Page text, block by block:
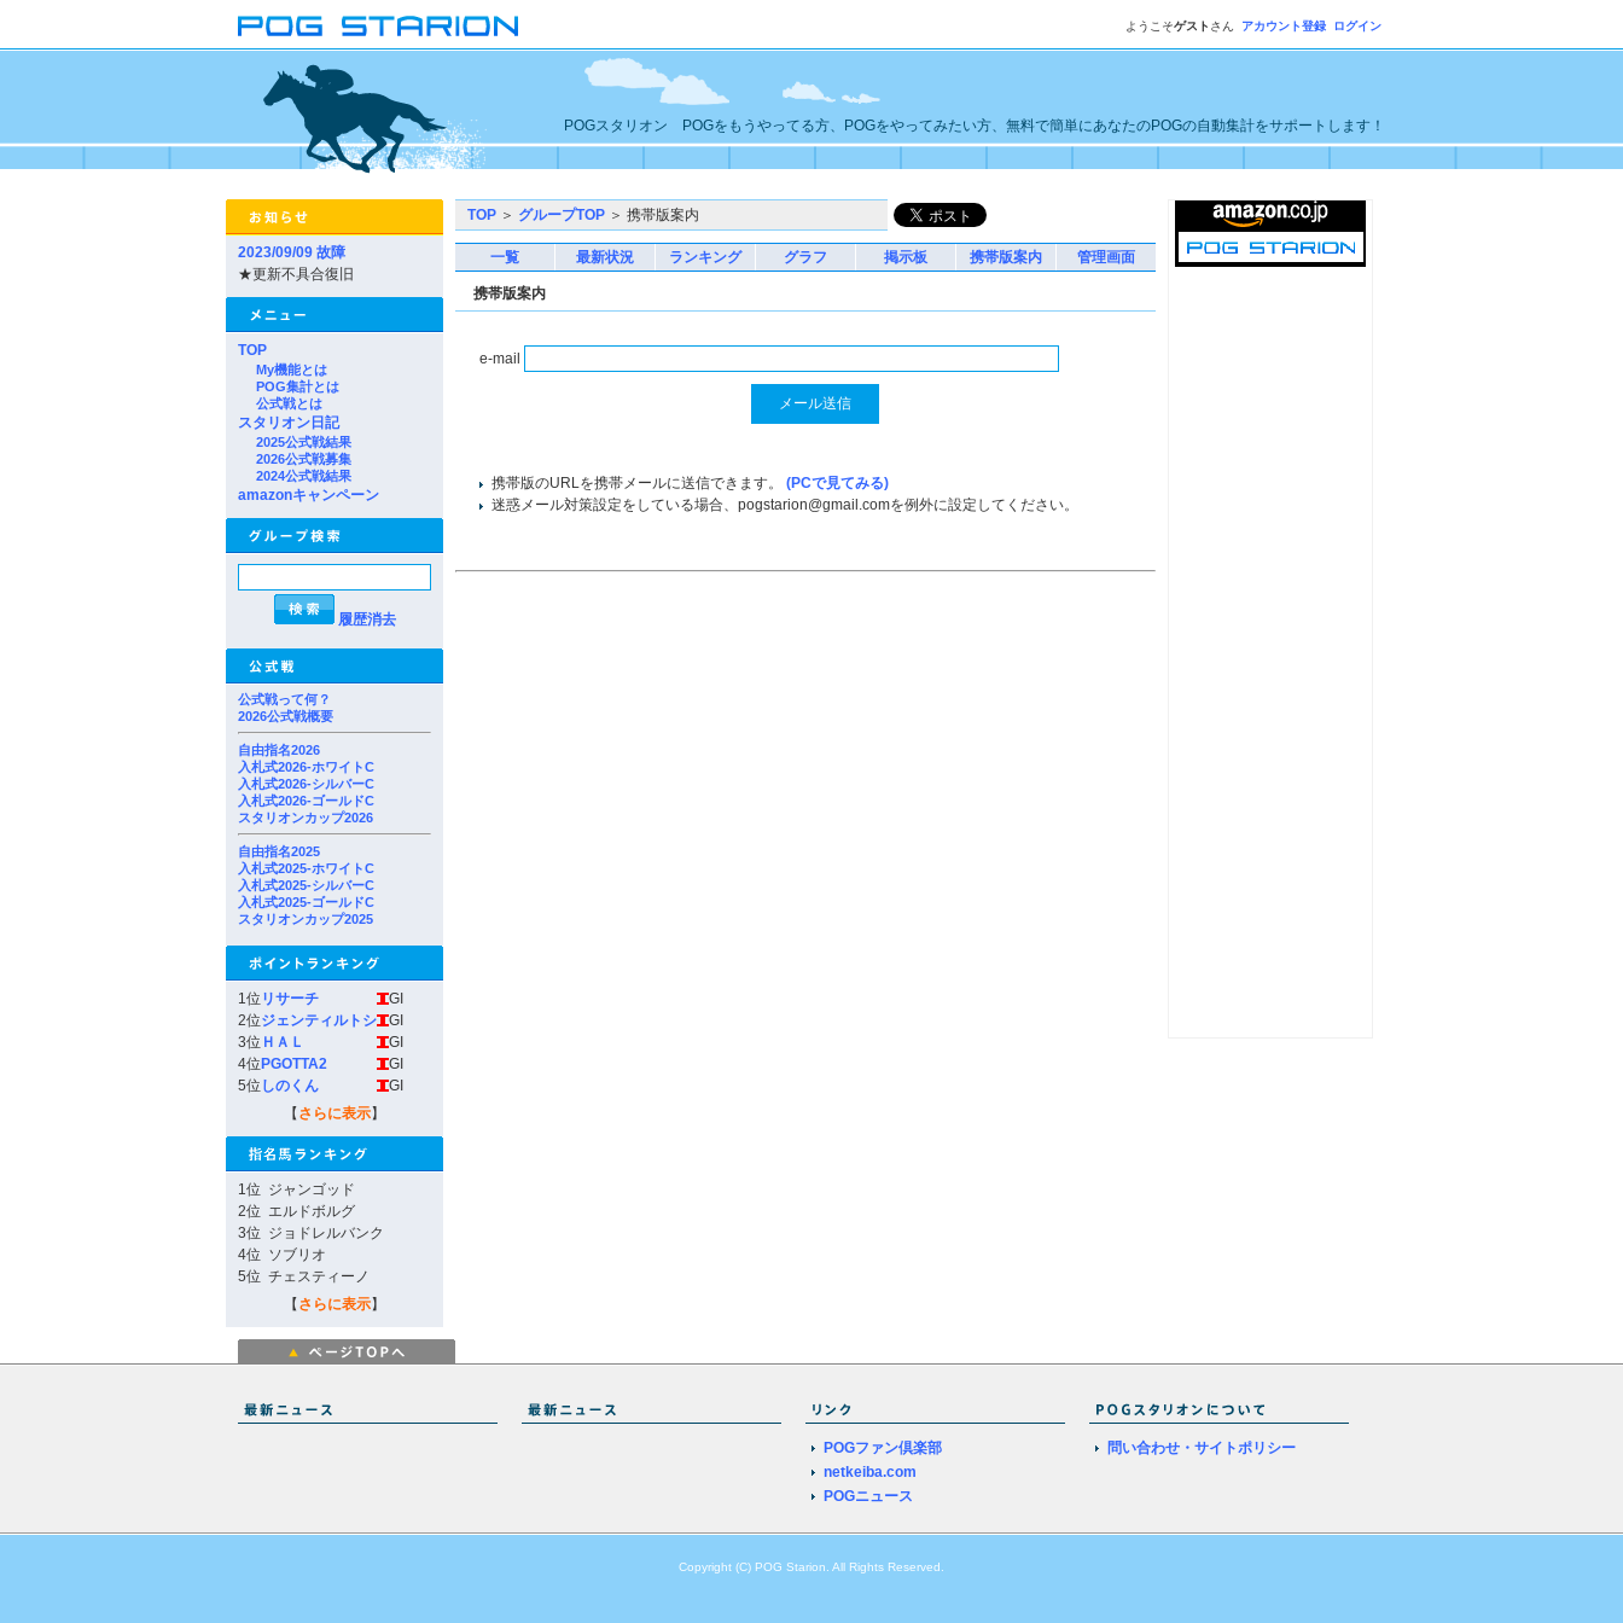
ようこそゲスト さん アカウント登録 ログイン
POGスタリオン POGをもうやってる方、POGをやってみたい方、無料で簡単にあなたのPOGの自動集計をサポートします！
2023/09/09 故障
★更新不具合復旧
TOP
My機能とは
POG集計とは
公式戦とは
スタリオン日記
2025公式戦結果
2026公式戦募集
2024公式戦結果
amazonキャンペーン
履歴消去
公式戦って何？
2026公式戦概要
自由指名2026
入札式2026-ホワイトC
入札式2026-シルバーC
入札式2026-ゴールドC
スタリオンカップ2026
自由指名2025
入札式2025-ホワイトC
入札式2025-シルバーC
入札式2025-ゴールドC
スタリオンカップ2025
1位 リサーチ
GI
2位ジェンティルトシ
GI
3位 ＨＡＬ
GI
4位 PGOTTA2
GI
5位 しのくん
GI
【 さらに表示】
1位 ジャンゴッド
2位 エルドボルグ
3位 ジョドレルバンク
4位 ソブリオ
5位 チェスティーノ
【 さらに表示】
TOP ＞ グループTOP ＞ 携帯版案内
一覧 最新状況 ランキング グラフ 掲示板 携帯版案内 管理画面
携帯版案内
e-mail
携帯版のURLを携帯メールに送信できます。 (PCで見てみる)
迷惑メール対策設定をしている場合、pogstarion@gmail.comを例外に設定してください。
POGファン倶楽部
netkeiba.com
POGニュース
問い合わせ・サイトポリシー
Copyright (C) POG Starion. All Rights Reserved.